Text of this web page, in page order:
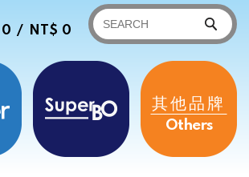
0 / NT$ 0
Others
其他品牌